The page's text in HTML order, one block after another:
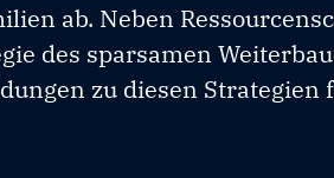
ab. Neben
des sparsamen
zu diesen